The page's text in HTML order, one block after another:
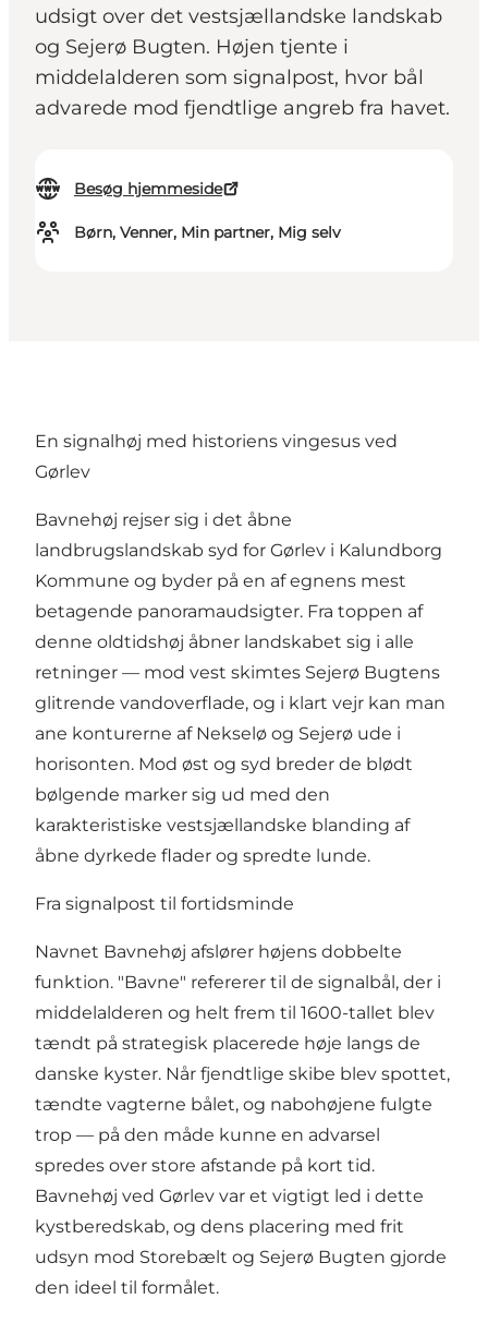
udsigt over det vestsjællandske landskab
og Sejerø Bugten. Højen tjente i
middelalderen som signalpost, hvor bål
advarede mod fjendtlige angreb fra havet.
Besøg hjemmeside
Børn, Venner, Min partner, Mig selv
En signalhøj med historiens vingesus ved
Gørlev
Bavnehøj rejser sig i det åbne
landbrugslandskab syd for Gørlev i Kalundborg
Kommune og byder på en af egnens mest
betagende panoramaudsigter. Fra toppen af
denne oldtidshøj åbner landskabet sig i alle
retninger — mod vest skimtes Sejerø Bugtens
glitrende vandoverflade, og i klart vejr kan man
ane konturerne af Nekselø og Sejerø ude i
horisonten. Mod øst og syd breder de blødt
bølgende marker sig ud med den
karakteristiske vestsjællandske blanding af
åbne dyrkede flader og spredte lunde.
Fra signalpost til fortidsminde
Navnet Bavnehøj afslører højens dobbelte
funktion. "Bavne" refererer til de signalbål, der i
middelalderen og helt frem til 1600-tallet blev
tændt på strategisk placerede høje langs de
danske kyster. Når fjendtlige skibe blev spottet,
tændte vagterne bålet, og nabohøjene fulgte
trop — på den måde kunne en advarsel
spredes over store afstande på kort tid.
Bavnehøj ved Gørlev var et vigtigt led i dette
kystberedskab, og dens placering med frit
udsyn mod Storebælt og Sejerø Bugten gjorde
den ideel til formålet.